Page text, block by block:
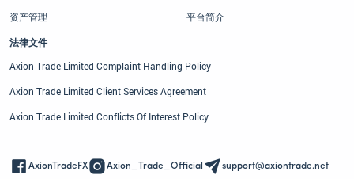
资产管理
平台简介
法律文件
Axion Trade Limited Complaint Handling Policy
Axion Trade Limited Client Services Agreement
Axion Trade Limited Conflicts Of Interest Policy
AxionTradeFX Axion_Trade_Official support@axiontrade.net